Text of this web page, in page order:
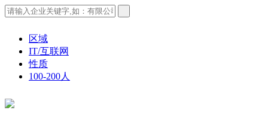
区域
IT/互联网
性质
100-200人